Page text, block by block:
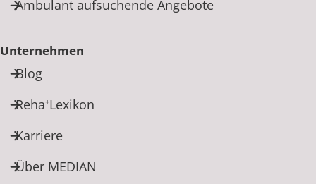
Ambulant aufsuchende Angebote
Unternehmen
Blog
Reha⁺Lexikon
Karriere
Über MEDIAN